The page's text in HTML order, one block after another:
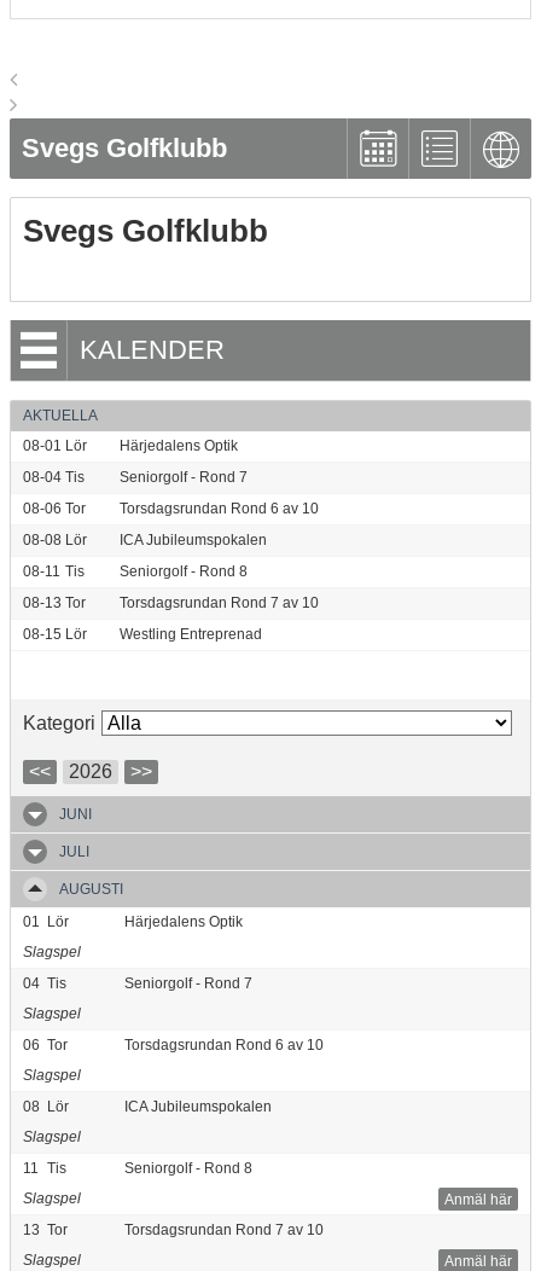
Svegs Golfklubb
Svegs Golfklubb
KALENDER
AKTUELLA
08-01 Lör
Härjedalens Optik
08-04 Tis
Seniorgolf - Rond 7
08-06 Tor
Torsdagsrundan Rond 6 av 10
08-08 Lör
ICA Jubileumspokalen
08-11 Tis
Seniorgolf - Rond 8
08-13 Tor
Torsdagsrundan Rond 7 av 10
08-15 Lör Westling Entreprenad
Kategori
<< 2026 >>
JUNI
JULI
AUGUSTI
01
Lör
Härjedalens Optik
Slagspel
04 Tis
Seniorgolf - Rond 7
Slagspel
06 Tor
Torsdagsrundan Rond 6 av 10
Slagspel
08 Lör
ICA Jubileumspokalen
Slagspel
11
Tis
Seniorgolf - Rond 8
Anmäl här
Slagspel
13 Tor
Torsdagsrundan Rond 7 av 10
Anmäl här
Slagspel